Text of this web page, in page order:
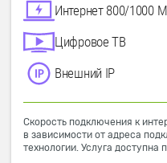
Интернет 800/1000
Цифровое ТВ
Внешний IP
Скорость подключения к
в зависимости от адреса
технологии. Услуга доступна